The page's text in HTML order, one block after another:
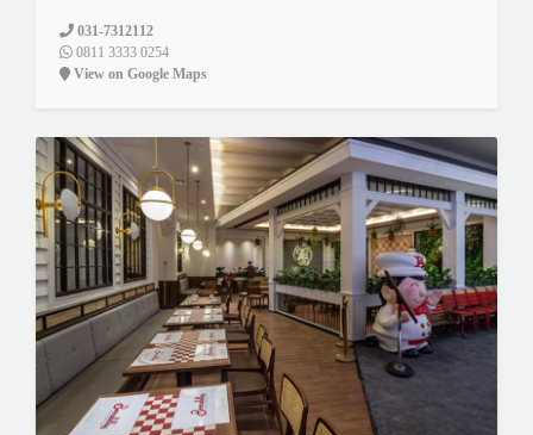
031-7312112
0811 3333 0254
View on Google Maps